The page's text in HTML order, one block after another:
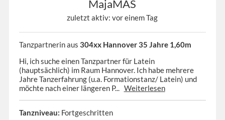
MajaMAS
zuletzt aktiv: vor einem Tag
Tanzpartnerin aus 304xx Hannover 35 Jahre 1,60m
Hi, ich suche einen Tanzpartner für Latein
(hauptsächlich) im Raum Hannover. Ich habe mehrere
Jahre Tanzerfahrung (u.a. Formationstanz/ Latein) und
möchte nach einer längeren P... Weiterlesen
Tanzniveau: Fortgeschritten